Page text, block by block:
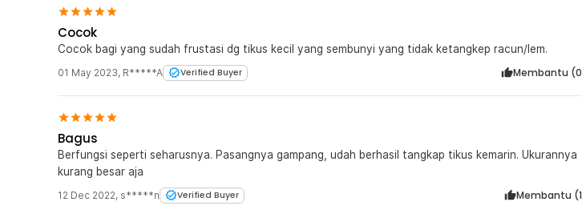
Cocok
Cocok bagi yang sudah frustasi dg tikus kecil yang sembunyi yang tidak ketangkep racun/lem.
01 May 2023, R*****A Verified Buyer Membantu (0
Bagus
Berfungsi seperti seharusnya. Pasangnya gampang, udah berhasil tangkap tikus kemarin. Ukurannya
kurang besar aja
12 Dec 2022, s*****n Verified Buyer Membantu (1